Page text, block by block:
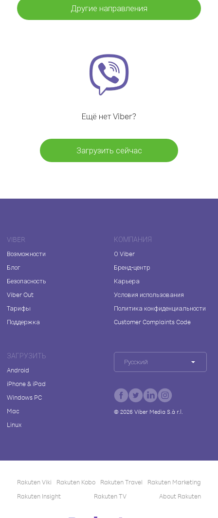
Другие направления
Ещё нет Viber?
Загрузить сейчас
VIBER
Возможности
Блог
Безопасность
Viber Out
Тарифы
Поддержка
КОМПАНИЯ
О Viber
Бренд-центр
Карьера
Условия использования
Политика конфиденциальности
Customer Complaints Code
ЗАГРУЗИТЬ
Android
iPhone & iPad
Windows PC
Mac
Linux
Русский
© 2026Viber Media S.à r.l.
Rakuten Viki Rakuten Kobo Rakuten Travel
Rakuten Marketing
Rakuten Insight
Rakuten TV About Rakuten